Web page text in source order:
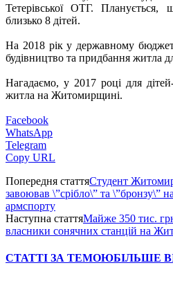
Тетерівської ОТГ. Планується,
близько 8 дітей.
На 2018 рік у державному
будівництво та придбання житла
Нагадаємо, у 2017 році для
житла на Житомирщині.
Facebook
WhatsApp
Telegram
Copy URL
Попередня статтяСтудент
завоював \”срібло\” та \”бронзу\”
армспорту
Наступна статтяМайже 350 тис.
власники сонячних станцій на
СТАТТІ ЗА ТЕМОЮБІЛЬШЕ